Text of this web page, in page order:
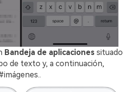
Bandeja de aplicaciones situado
de texto y, a continuación,